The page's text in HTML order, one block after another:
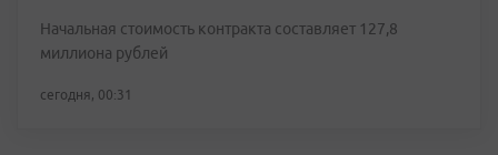
Начальная стоимость контракта составляет 127,8
миллиона рублей
сегодня, 00:31